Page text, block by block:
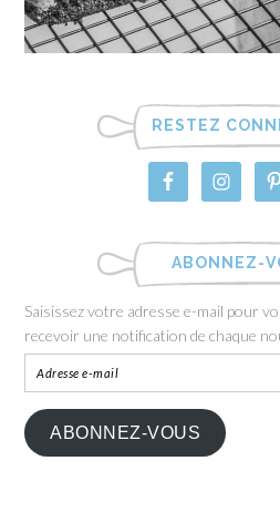
RESTEZ
ABONNEZ-
Saisissez votre adresse e-mail pour
recevoir une notification de chaque
ABONNEZ-VOUS